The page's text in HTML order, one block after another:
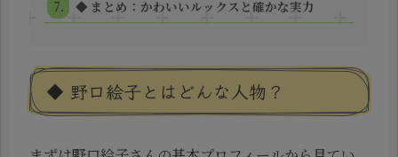
◆ まとめ：かわいいルックスと確かな実力
◆ 野口絵子とはどんな人物？